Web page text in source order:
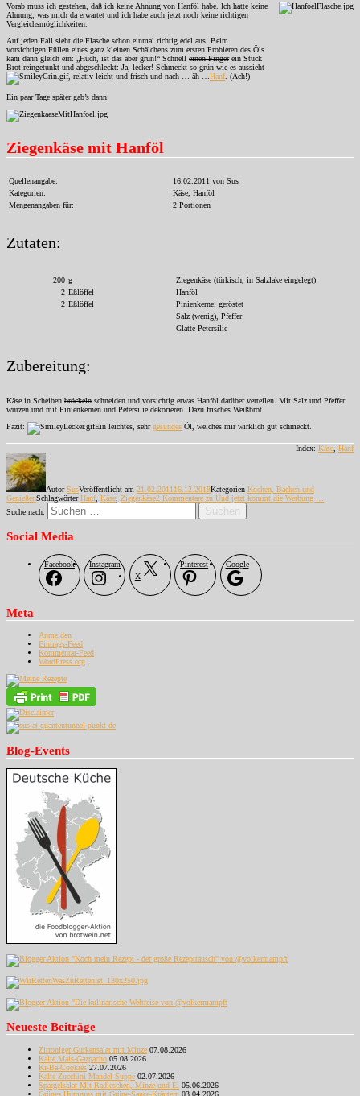
Vorab muss ich gestehen, daß ich keine Ahnung von Hanföl habe. Ich hatte keine
Ahnung, was mich da erwartet und ich habe auch jetzt noch keine richtigen
Vergleichsmöglichkeiten.
Auf jeden Fall sieht die Flasche schon einmal richtig edel aus. Beim
vorsichtigen Füllen eines ganz kleinen Schälchens zum ersten Probieren des Öls
kam dann gleich ein: „Huch, ist das aber grün!“ Schnell einen Fingerein Stück
Brot reingetunkt und abgeschleckt: Ja, lecker! Schmeckt so grün wie es aussieht
, relativ leicht und frisch und nach … äh … Hanf. (Ach!)
Ein paar Tage später gab’s dann:
Ziegenkäse mit Hanföl
Quellenangabe:
16.02.2011 von Sus
Kategorien:
Käse, Hanföl
Mengenangaben für:
2 Portionen
Zutaten:
200 g
Ziegenkäse (türkisch, in Salzlake eingelegt)
2 Eßlöffel
Hanföl
2 Eßlöffel
Pinienkerne; geröstet
Salz (wenig), Pfeffer
Glatte Petersilie
Zubereitung:
Käse in Scheiben bröckeln schneiden und vorsichtig etwas Hanföl darüber verteilen. Mit Salz und Pfeffer
würzen und mit Pinienkernen und Petersilie dekorieren. Dazu frisches Weißbrot.
Fazit:
Ein leichtes, sehrgesundes Öl, welches mir wirklich gut schmeckt.
Index: Käse, Hanf
AutorSusVeröffentlicht am 21.02.201116.12.2018Kategorien Kochen, Backen und
GenießenSchlagwörterHanf, Käse, Ziegenkäse2 Kommentare zu Und jetzt kommt die Werbung …
Suche nach:
Suchen
Social Media
Facebook
Instagram
X
Pinterest Google
Meta
Anmelden
Eintrags-Feed
Kommentar-Feed
WordPress.org
Blog-Events
Neueste Beiträge
Zitroniger Gurkensalat mit Minze 07.08.2026
Kalte Mais-Gazpacho 05.08.2026
Ki-Ba-Cookies 27.07.2026
Kalte Zucchini-Mandel-Suppe 02.07.2026
Spargelsalat Mit Radieschen, Minze und Ei 05.06.2026
Grünes Hummus mit Grüne-Sauce-Kräutern 03.04.2026